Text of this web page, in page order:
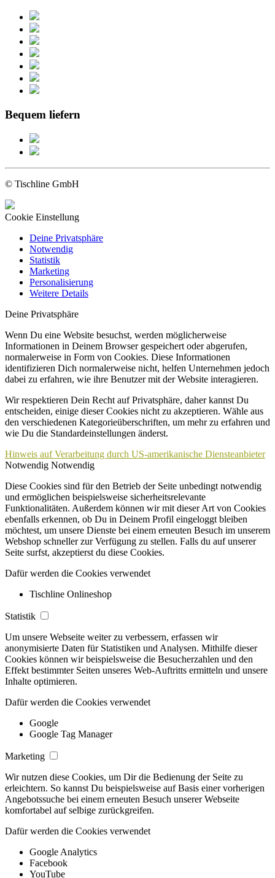
Bequem liefern
© Tischline GmbH
Cookie Einstellung
Deine Privatsphäre
Notwendig
Statistik
Marketing
Personalisierung
Weitere Details
Deine Privatsphäre
Wenn Du eine Website besuchst, werden möglicherweise
Informationen in Deinem Browser gespeichert oder abgerufen,
normalerweise in Form von Cookies. Diese Informationen
identifizieren Dich normalerweise nicht, helfen Unternehmen jedoch
dabei zu erfahren, wie ihre Benutzer mit der Website interagieren.
Wir respektieren Dein Recht auf Privatsphäre, daher kannst Du
entscheiden, einige dieser Cookies nicht zu akzeptieren. Wähle aus
den verschiedenen Kategorieüberschriften, um mehr zu erfahren und
wie Du die Standardeinstellungen änderst.
Hinweis auf Verarbeitung durch US-amerikanische Diensteanbieter
Notwendig Notwendig
Diese Cookies sind für den Betrieb der Seite unbedingt notwendig
und ermöglichen beispielsweise sicherheitsrelevante
Funktionalitäten. Außerdem können wir mit dieser Art von Cookies
ebenfalls erkennen, ob Du in Deinem Profil eingeloggt bleiben
möchtest, um unsere Dienste bei einem erneuten Besuch im unserem
Webshop schneller zur Verfügung zu stellen. Falls du auf unserer
Seite surfst, akzeptierst du diese Cookies.
Dafür werden die Cookies verwendet
Tischline Onlineshop
Statistik
Um unsere Webseite weiter zu verbessern, erfassen wir
anonymisierte Daten für Statistiken und Analysen. Mithilfe dieser
Cookies können wir beispielsweise die Besucherzahlen und den
Effekt bestimmter Seiten unseres Web-Auftritts ermitteln und unsere
Inhalte optimieren.
Dafür werden die Cookies verwendet
Google
Google Tag Manager
Marketing
Wir nutzen diese Cookies, um Dir die Bedienung der Seite zu
erleichtern. So kannst Du beispielsweise auf Basis einer vorherigen
Angebotssuche bei einem erneuten Besuch unserer Webseite
komfortabel auf selbige zurückgreifen.
Dafür werden die Cookies verwendet
Google Analytics
Facebook
YouTube